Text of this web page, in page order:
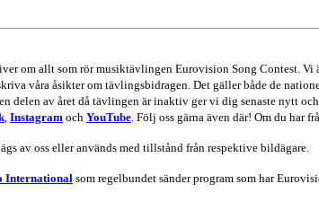
om allt som rör musiktävlingen Eurovision Song Contest.
våra åsikter om tävlingsbidragen. Det gäller både de
delen av året då tävlingen är inaktiv ger vi dig senaste nytt
Instagram och YouTube . Följ oss gärna även där! Om du har
av oss eller används med tillstånd från respektive bildägare.
International som regelbundet sänder program som har